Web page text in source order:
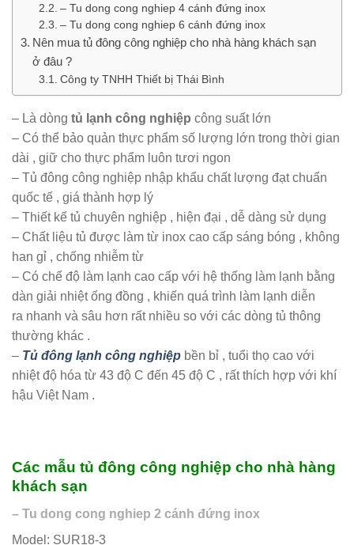
– Tu dong cong nghiep 4 cánh đứng inox
– Tu dong cong nghiep 6 cánh đứng inox
Nên mua tủ đông công nghiệp cho nhà hàng khách sạn
ở đâu ?
Công ty TNHH Thiết bị Thái Bình
– Là dòng tủ lạnh công nghiệp công suất lớn
– Có thể bảo quản thực phẩm số lượng lớn trong thời gian
dài , giữ cho thực phẩm luôn tươi ngon
– Tủ đông công nghiệp nhập khẩu chất lượng đạt chuẩn
quốc tế , giá thành hợp lý
– Thiết kế tủ chuyên nghiệp , hiện đại , dễ dàng sử dụng
– Chất liệu tủ được làm từ inox cao cấp sáng bóng , không
han gỉ , chống nhiễm từ
– Có chế độ làm lạnh cao cấp với hệ thống làm lạnh bằng
dàn giải nhiệt ống đồng , khiến quá trình làm lạnh diễn
ra nhanh và sâu hơn rất nhiều so với các dòng tủ thông
thường khác .
– Tủ đông lạnh công nghiệp bền bỉ , tuổi thọ cao với
nhiệt độ hóa từ 43 độ C đến 45 độ C , rất thích hợp với khí
hậu Việt Nam .
Các mẫu tủ đông công nghiệp cho nhà hàng
khách sạn
– Tu dong cong nghiep 2 cánh đứng inox
Model: SUR18-3